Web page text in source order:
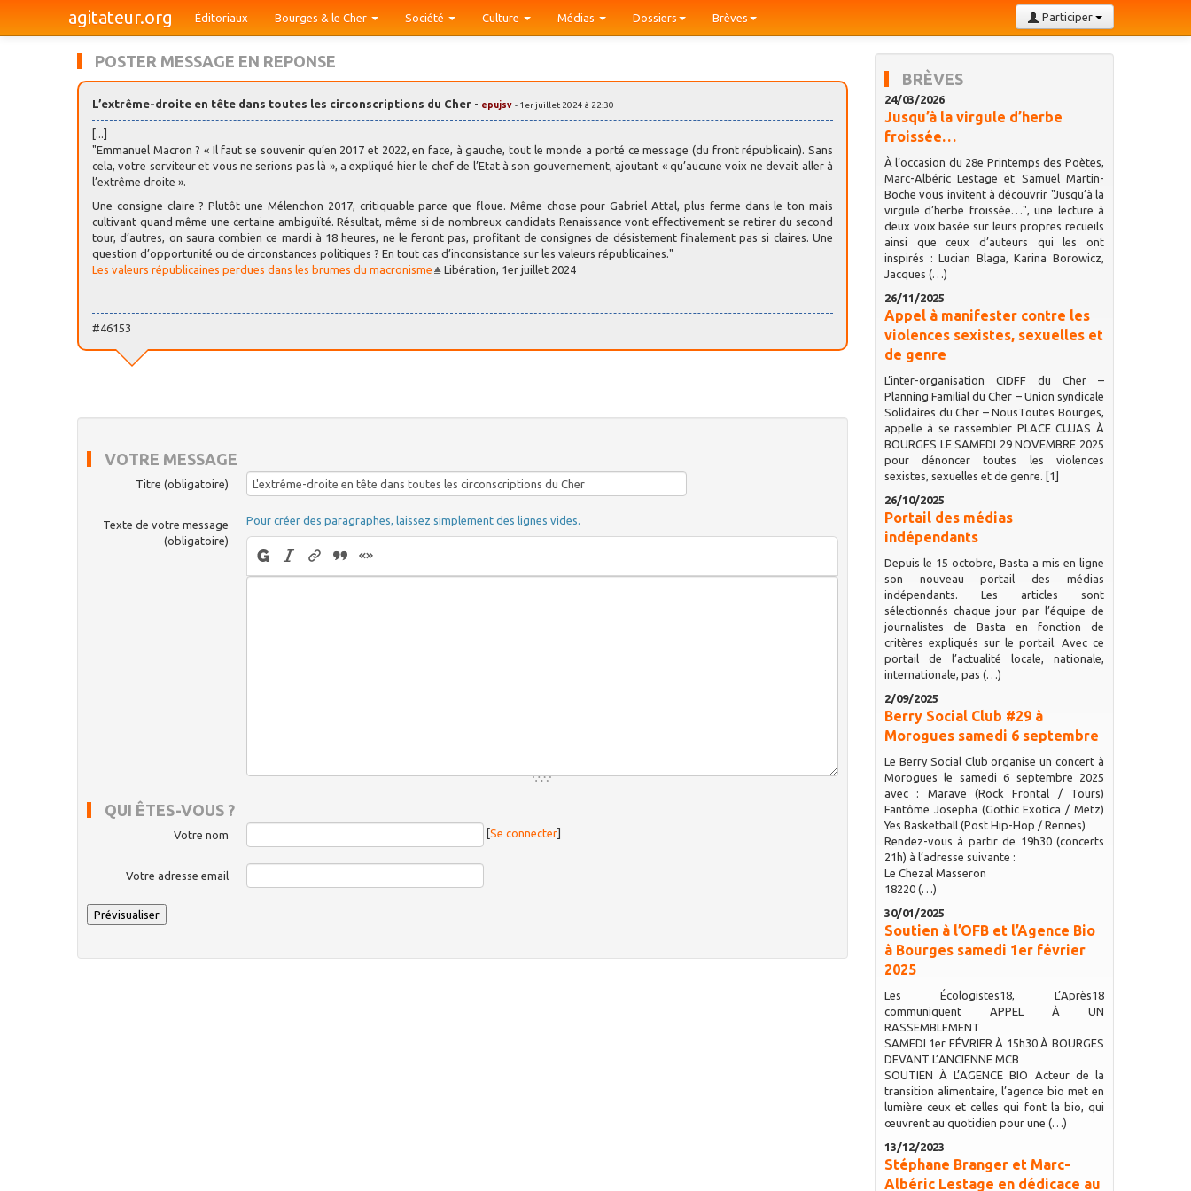
agitateur.org Participer
Éditoriaux Bourges & le Cher Société Culture Médias Dossiers Brèves
POSTER MESSAGE EN REPONSE
L’extrême-droite en tête dans toutes les circonscriptions du Cher - epujsv - 1er juillet 2024 à 22:30
[...]
"Emmanuel Macron ? « Il faut se souvenir qu’en 2017 et 2022, en face, à gauche, tout le monde a porté ce message (du front républicain). Sans
cela, votre serviteur et vous ne serions pas là », a expliqué hier le chef de l’Etat à son gouvernement, ajoutant « qu’aucune voix ne devait aller à
l’extrême droite ».
Une consigne claire ? Plutôt une Mélenchon 2017, critiquable parce que floue. Même chose pour Gabriel Attal, plus ferme dans le ton mais
cultivant quand même une certaine ambiguïté. Résultat, même si de nombreux candidats Renaissance vont effectivement se retirer du second
tour, d’autres, on saura combien ce mardi à 18 heures, ne le feront pas, profitant de consignes de désistement finalement pas si claires. Une
question d’opportunité ou de circonstances politiques ? En tout cas d’inconsistance sur les valeurs républicaines."
Les valeurs républicaines perdues dans les brumes du macronisme
Libération, 1er juillet 2024
#46153
VOTRE MESSAGE
Titre (obligatoire)
Texte de votre message
(obligatoire)
Pour créer des paragraphes, laissez simplement des lignes vides.
QUI ÊTES-VOUS ?
Votre nom [Se connecter]
Votre adresse email
BRÈVES
24/03/2026
Jusqu’à la virgule d’herbe
froissée…
À l’occasion du 28e Printemps des Poètes,
Marc-Albéric Lestage et Samuel Martin-
Boche vous invitent à découvrir "Jusqu’à la
virgule d’herbe froissée…", une lecture à
deux voix basée sur leurs propres recueils
ainsi que ceux d’auteurs qui les ont
inspirés : Lucian Blaga, Karina Borowicz,
Jacques (…)
26/11/2025
Appel à manifester contre les
violences sexistes, sexuelles et
de genre
L’inter-organisation CIDFF du Cher –
Planning Familial du Cher – Union syndicale
Solidaires du Cher – NousToutes Bourges,
appelle à se rassembler PLACE CUJAS À
BOURGES LE SAMEDI 29 NOVEMBRE 2025
pour dénoncer toutes les violences
sexistes, sexuelles et de genre. [1]
26/10/2025
Portail des médias
indépendants
Depuis le 15 octobre, Basta a mis en ligne
son nouveau portail des médias
indépendants. Les articles sont
sélectionnés chaque jour par l’équipe de
journalistes de Basta en fonction de
critères expliqués sur le portail. Avec ce
portail de l’actualité locale, nationale,
internationale, pas (…)
2/09/2025
Berry Social Club #29 à
Morogues samedi 6 septembre
Le Berry Social Club organise un concert à
Morogues le samedi 6 septembre 2025
avec : Marave (Rock Frontal / Tours)
Fantôme Josepha (Gothic Exotica / Metz)
Yes Basketball (Post Hip-Hop / Rennes)
Rendez-vous à partir de 19h30 (concerts
21h) à l’adresse suivante :
Le Chezal Masseron
18220 (…)
30/01/2025
Soutien à l’OFB et l’Agence Bio
à Bourges samedi 1er février
2025
Les Écologistes18, L’Après18
communiquent APPEL À UN
RASSEMBLEMENT
SAMEDI 1er FÉVRIER À 15h30 À BOURGES
DEVANT L’ANCIENNE MCB
SOUTIEN À L’AGENCE BIO Acteur de la
transition alimentaire, l’agence bio met en
lumière ceux et celles qui font la bio, qui
œuvrent au quotidien pour une (…)
13/12/2023
Stéphane Branger et Marc-
Albéric Lestage en dédicace au